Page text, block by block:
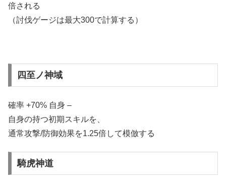
倍される
（討伐ゲージは最大300で計算する）
四至ノ神域
確率 +70% 自身 –
自身の持つ初期スキルを、
通常攻撃/防御効果を1.25倍して模倣する
騎虎神道